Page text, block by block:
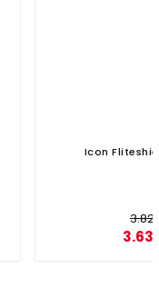
Icon